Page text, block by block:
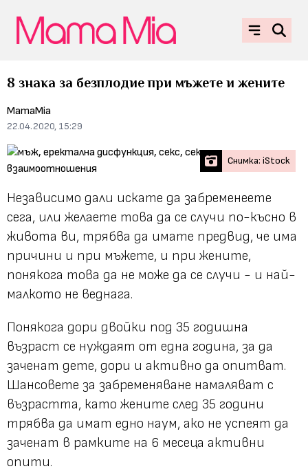
8 знака за безплодие при мъжете и жените
MamaMia
22.04.2020, 15:29
Снимка: iStock
Независимо дали искате да забременеете
сега, или желаете това да се случи по-късно в
живота ви, трябва да имате предвид, че има
причини и при мъжете, и при жените,
понякога това да не може да се случи - и най-
малкото не веднага.
Понякога дори двойки под 35 годишна
възраст се нуждаят от една година, за да
заченат дете, дори и активно да опитват.
Шансовете за забременяване намаляват с
възрастта, като жените след 35 години
трябва да имат едно наум, ако не успеят да
заченат в рамките на 6 месеца активни
опити.